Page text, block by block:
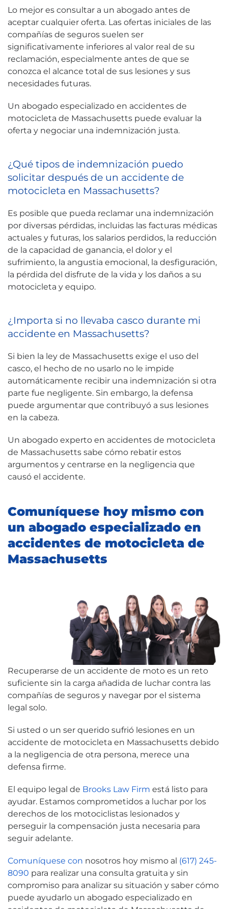
Lo mejor es consultar a un abogado antes de
aceptar cualquier oferta. Las ofertas iniciales de las
compañías de seguros suelen ser
significativamente inferiores al valor real de su
reclamación, especialmente antes de que se
conozca el alcance total de sus lesiones y sus
necesidades futuras.
Un abogado especializado en accidentes de
motocicleta de Massachusetts puede evaluar la
oferta y negociar una indemnización justa.
¿Qué tipos de indemnización puedo
solicitar después de un accidente de
motocicleta en Massachusetts?
Es posible que pueda reclamar una indemnización
por diversas pérdidas, incluidas las facturas médicas
actuales y futuras, los salarios perdidos, la reducción
de la capacidad de ganancia, el dolor y el
sufrimiento, la angustia emocional, la desfiguración,
la pérdida del disfrute de la vida y los daños a su
motocicleta y equipo.
¿Importa si no llevaba casco durante mi
accidente en Massachusetts?
Si bien la ley de Massachusetts exige el uso del
casco, el hecho de no usarlo no le impide
automáticamente recibir una indemnización si otra
parte fue negligente. Sin embargo, la defensa
puede argumentar que contribuyó a sus lesiones
en la cabeza.
Un abogado experto en accidentes de motocicleta
de Massachusetts sabe cómo rebatir estos
argumentos y centrarse en la negligencia que
causó el accidente.
Comuníquese hoy mismo con
un abogado especializado en
accidentes de motocicleta de
Massachusetts
Recuperarse de un accidente de moto es un reto
suficiente sin la carga añadida de luchar contra las
compañías de seguros y navegar por el sistema
legal solo.
Si usted o un ser querido sufrió lesiones en un
accidente de motocicleta en Massachusetts debido
a la negligencia de otra persona, merece una
defensa firme.
El equipo legal de Brooks Law Firm está listo para
ayudar. Estamos comprometidos a luchar por los
derechos de los motociclistas lesionados y
perseguir la compensación justa necesaria para
seguir adelante.
Comuníquese con nosotros hoy mismo al (617) 245-
8090 para realizar una consulta gratuita y sin
compromiso para analizar su situación y saber cómo
puede ayudarlo un abogado especializado en